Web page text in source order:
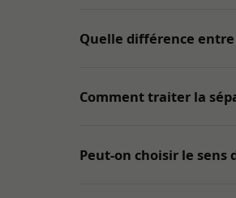
Quelle différence
Comment traiter la
Peut-on choisir le sens